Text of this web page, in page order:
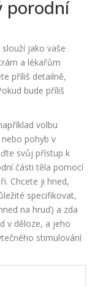
porodní
jako vaše
a lékařům
příliš detailně,
bude příliš
volbu
pohyb v
svůj přístup k
části těla pomocí
. Chcete ji hned,
specifikovat,
na hruď) a zda
v děloze, a jeho
stimulování